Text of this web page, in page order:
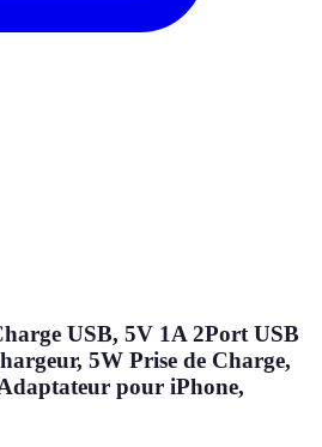
USB, 5V 1A 2Port USB
5W Prise de Charge,
pour iPhone,